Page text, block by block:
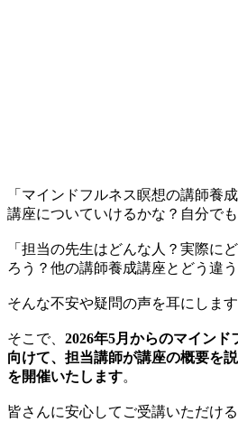
「マインドフルネス瞑想の講師養
講座についていけるかな？自分で
「担当の先生はどんな人？実際に
ろう？他の講師養成講座とどう違う
そんな不安や疑問の声を耳にします
そこで、 2026年5月からのマイン
向けて、担当講師が講座の概要を
を開催いたします。
皆さんに安心してご受講いただけ